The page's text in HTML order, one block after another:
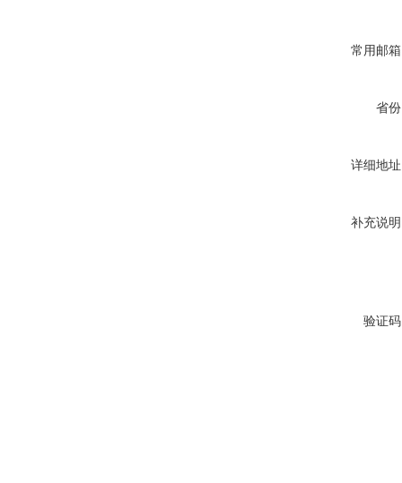
常用邮
省
详细地
补充说
验证